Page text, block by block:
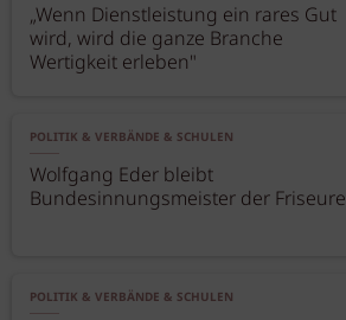
„Wenn Dienstleistung ein rares Gut
wird, wird die ganze Branche
Wertigkeit erleben"
POLITIK & VERBÄNDE & SCHULEN
Wolfgang Eder bleibt
Bundesinnungsmeister der Friseure
POLITIK & VERBÄNDE & SCHULEN